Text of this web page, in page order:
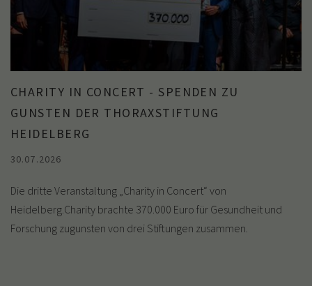
CHARITY IN CONCERT - SPENDEN ZU
GUNSTEN DER THORAXSTIFTUNG
HEIDELBERG
30.07.2026
Die dritte Veranstaltung „Charity in Concert“ von
Heidelberg.Charity brachte 370.000 Euro für Gesundheit und
Forschung zugunsten von drei Stiftungen zusammen.